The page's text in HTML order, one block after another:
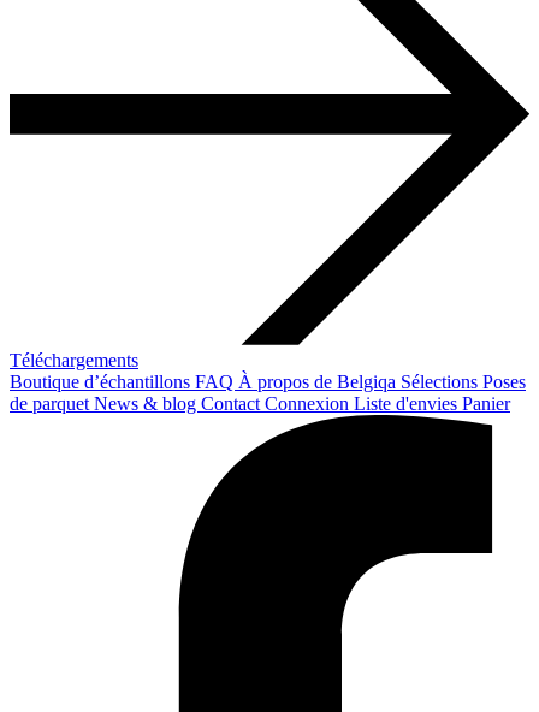
Téléchargements
Boutique d’échantillons FAQ À propos de Belgiqa Sélections Poses
de parquet News & blog Contact Connexion Liste d'envies Panier